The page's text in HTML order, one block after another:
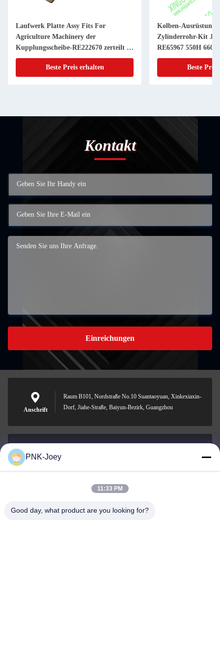
Laufwerk Platte Assy Fits For
Agriculture Machinery der
Kupplungsscheibe-RE222670 zerteilt 11
Zoll 20 KEIL
Beste Preis erhalten
Kolben-Ausrüstung
Zylinderrohr-Kit JDs
RE65967 550H 6603
Powerthch Turbo
Beste
Kontakt
Einreichungen
Anschrift
Raum B101, Nordstraße No.10 Suantaoyuan, Xinkexiaxin-
Dorf, Jiahe-Straße, Baiyun-Bezirk, Guangzhou
E-Mail-Adresse
008613580404923
PNK-Joey
11:33 PM
Good day, what product are you looking for?